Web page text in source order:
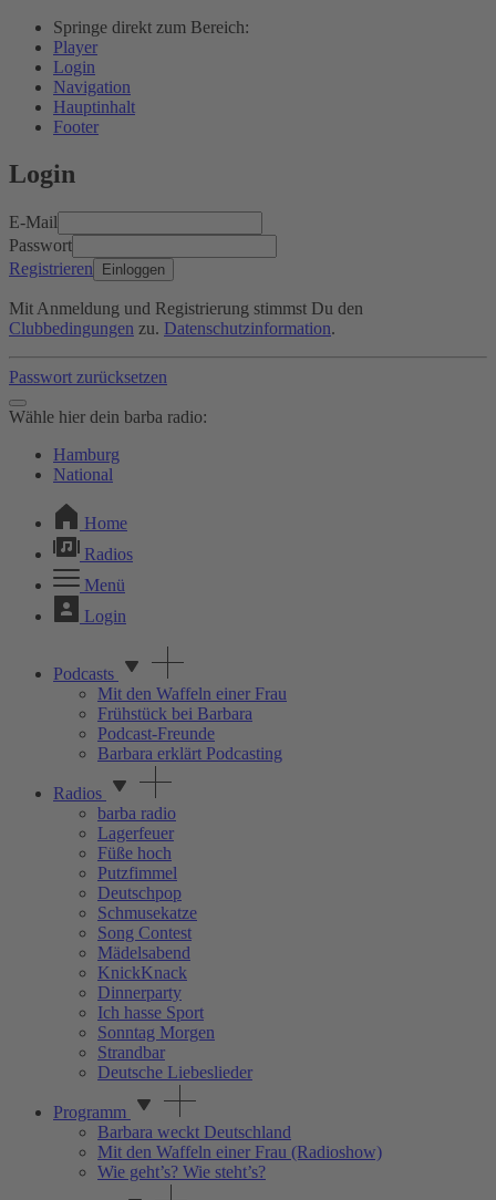
Springe direkt zum Bereich:
Player
Login
Navigation
Hauptinhalt
Footer
Login
E-Mail
Passwort
Registrieren
Einloggen
Mit Anmeldung und Registrierung stimmst Du den
Clubbedingungen zu. Datenschutzinformation.
Passwort zurücksetzen
Wähle hier dein barba radio:
Hamburg
National
Home
Radios
Menü
Login
Podcasts
Mit den Waffeln einer Frau
Frühstück bei Barbara
Podcast-Freunde
Barbara erklärt Podcasting
Radios
barba radio
Lagerfeuer
Füße hoch
Putzfimmel
Deutschpop
Schmusekatze
Song Contest
Mädelsabend
KnickKnack
Dinnerparty
Ich hasse Sport
Sonntag Morgen
Strandbar
Deutsche Liebeslieder
Programm
Barbara weckt Deutschland
Mit den Waffeln einer Frau (Radioshow)
Wie geht’s? Wie steht’s?